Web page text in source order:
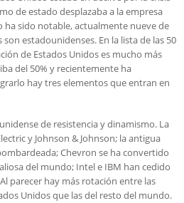
de estado desplazaba a la empresa
sido notable, actualmente nueve de
son estadounidenses. En la lista de las 50
de Estados Unidos es mucho más
del 50% y recientemente ha
hay tres elementos que entran en
de resistencia y dinamismo. La
y Johnson & Johnson; la antigua
Chevron se ha convertido
del mundo; Intel e IBM han cedido
parecer hay más rotación entre las
Unidos que las del resto del mundo.